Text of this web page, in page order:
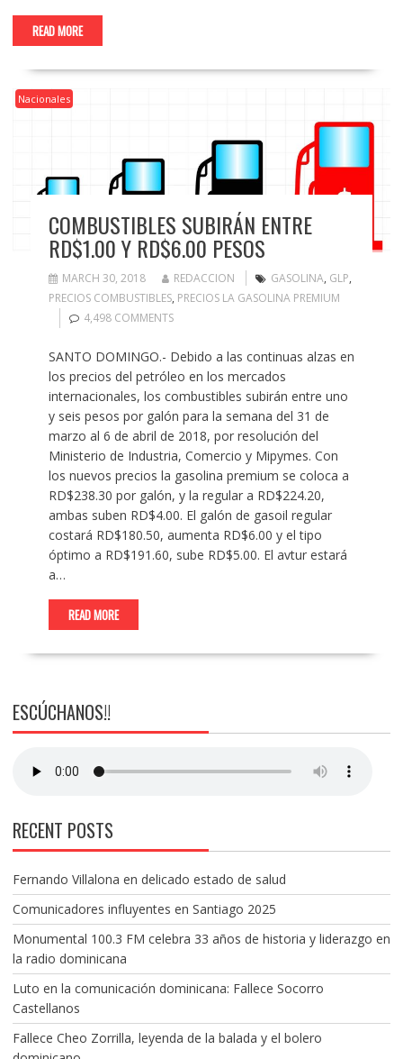
READ MORE
Nacionales
COMBUSTIBLES SUBIRÁN ENTRE
RD$1.00 Y RD$6.00 PESOS
MARCH 30, 2018 REDACCION GASOLINA, GLP,
PRECIOS COMBUSTIBLES, PRECIOS LA GASOLINA PREMIUM
4,498 COMMENTS
SANTO DOMINGO.- Debido a las continuas alzas en
los precios del petróleo en los mercados
internacionales, los combustibles subirán entre uno
y seis pesos por galón para la semana del 31 de
marzo al 6 de abril de 2018, por resolución del
Ministerio de Industria, Comercio y Mipymes. Con
los nuevos precios la gasolina premium se coloca a
RD$238.30 por galón, y la regular a RD$224.20,
ambas suben RD$4.00. El galón de gasoil regular
costará RD$180.50, aumenta RD$6.00 y el tipo
óptimo a RD$191.60, sube RD$5.00. El avtur estará
a…
READ MORE
ESCÚCHANOS!!
RECENT POSTS
Fernando Villalona en delicado estado de salud
Comunicadores influyentes en Santiago 2025
Monumental 100.3 FM celebra 33 años de historia y liderazgo en
la radio dominicana
Luto en la comunicación dominicana: Fallece Socorro
Castellanos
Fallece Cheo Zorrilla, leyenda de la balada y el bolero